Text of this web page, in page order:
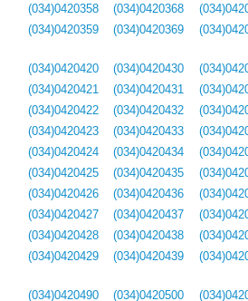
(034)0420358
(034)0420359
(034)0420368
(034)0420369
(034)0420420
(034)0420421
(034)0420422
(034)0420423
(034)0420424
(034)0420425
(034)0420426
(034)0420427
(034)0420428
(034)0420429
(034)0420430
(034)0420431
(034)0420432
(034)0420433
(034)0420434
(034)0420435
(034)0420436
(034)0420437
(034)0420438
(034)0420439
(034)0420490 (034)0420500